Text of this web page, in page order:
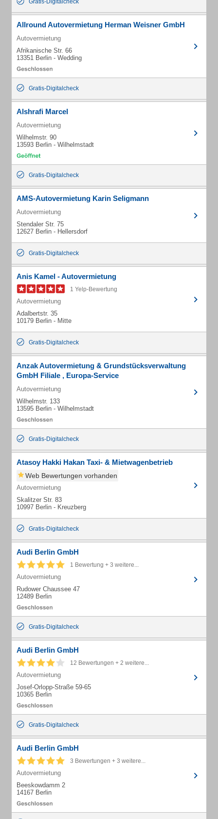
Gratis-Digitalcheck
Allround Autovermietung Herman Weisner GmbH
Autovermietung
Afrikanische Str. 66
13351 Berlin - Wedding
Gratis-Digitalcheck
Alshrafi Marcel
Autovermietung
Wilhelmstr. 90
13593 Berlin - Wilhelmstadt
Gratis-Digitalcheck
AMS-Autovermietung Karin Seligmann
Autovermietung
Stendaler Str. 75
12627 Berlin - Hellersdorf
Gratis-Digitalcheck
Anis Kamel - Autovermietung
1 Yelp-Bewertung
Autovermietung
Adalbertstr. 35
10179 Berlin - Mitte
Gratis-Digitalcheck
Anzak Autovermietung & Grundstücksverwaltung
GmbH Filiale , Europa-Service
Autovermietung
Wilhelmstr. 133
13595 Berlin - Wilhelmstadt
Gratis-Digitalcheck
Atasoy Hakki Hakan Taxi- & Mietwagenbetrieb
Web Bewertungen vorhanden
Autovermietung
Skalitzer Str. 83
10997 Berlin - Kreuzberg
Gratis-Digitalcheck
Audi Berlin GmbH
1 Bewertung + 3 weitere...
Autovermietung
Rudower Chaussee 47
12489 Berlin
Gratis-Digitalcheck
Audi Berlin GmbH
12 Bewertungen + 2 weitere...
Autovermietung
Josef-Orlopp-Straße 59-65
10365 Berlin
Gratis-Digitalcheck
Audi Berlin GmbH
3 Bewertungen + 3 weitere...
Autovermietung
Beeskowdamm 2
14167 Berlin